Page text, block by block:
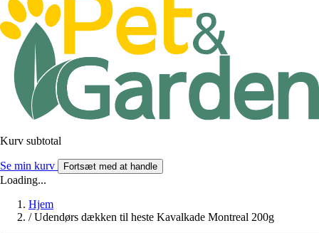
Kurv subtotal
Se min kurv Fortsæt med at handle
Loading...
Hjem
/ Udendørs dækken til heste Kavalkade Montreal 200g